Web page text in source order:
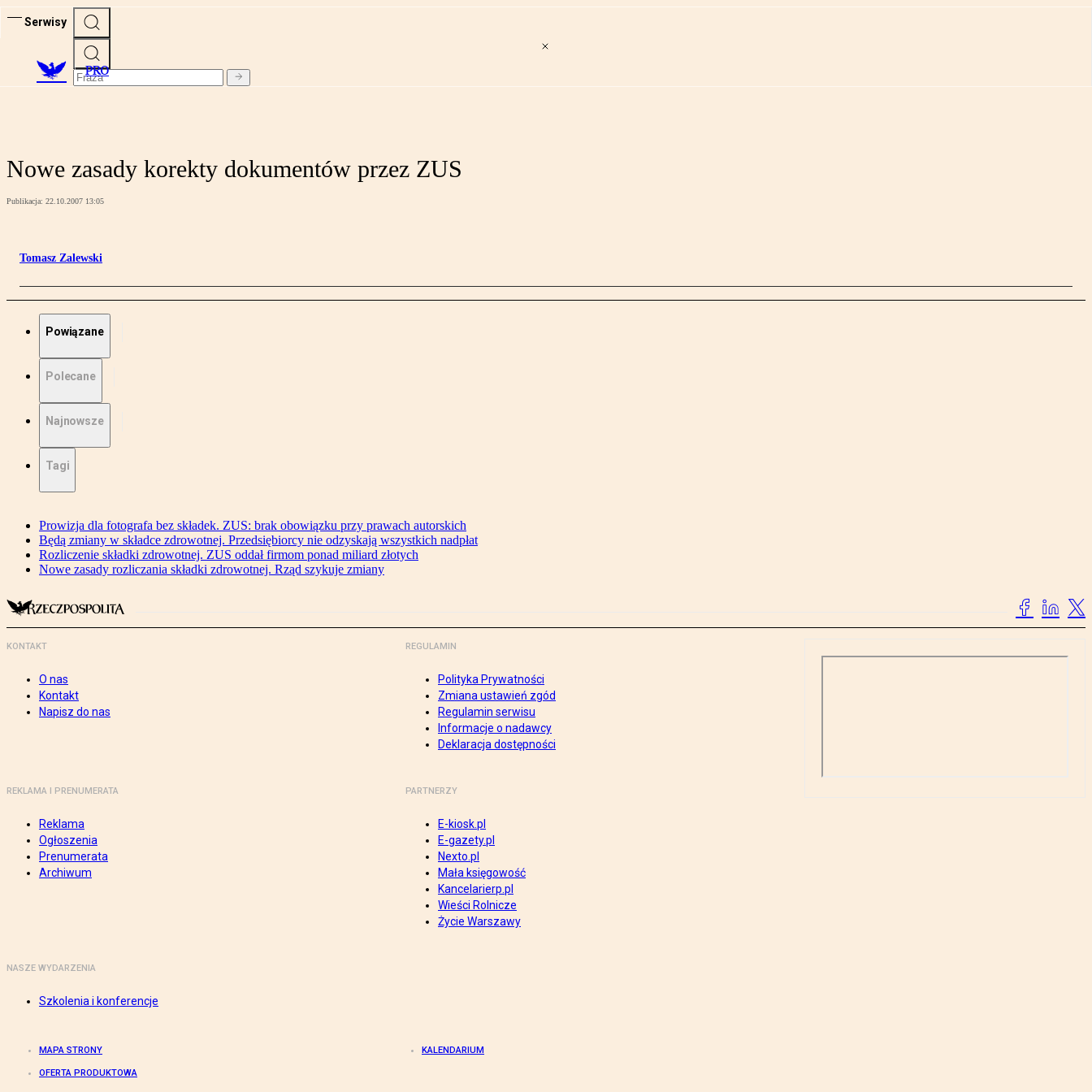
Serwisy
PRO
Nowe zasady korekty dokumentów przez ZUS
Publikacja: 22.10.2007 13:05
Tomasz Zalewski
Powiązane
Polecane
Najnowsze
Tagi
Prowizja dla fotografa bez składek. ZUS: brak obowiązku przy prawach autorskich
Będą zmiany w składce zdrowotnej. Przedsiębiorcy nie odzyskają wszystkich nadpłat
Rozliczenie składki zdrowotnej. ZUS oddał firmom ponad miliard złotych
Nowe zasady rozliczania składki zdrowotnej. Rząd szykuje zmiany
KONTAKT
O nas
Kontakt
Napisz do nas
REGULAMIN
Polityka Prywatności
Zmiana ustawień zgód
Regulamin serwisu
Informacje o nadawcy
Deklaracja dostępności
REKLAMA I PRENUMERATA
Reklama
Ogłoszenia
Prenumerata
Archiwum
PARTNERZY
E-kiosk.pl
E-gazety.pl
Nexto.pl
Mała księgowość
Kancelarierp.pl
Wieści Rolnicze
Życie Warszawy
NASZE WYDARZENIA
Szkolenia i konferencje
MAPA STRONY KALENDARIUM
OFERTA PRODUKTOWA